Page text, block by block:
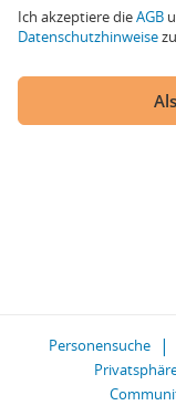
Ich akzeptiere dieAGB
Datenschutzhinweise
Personensuche